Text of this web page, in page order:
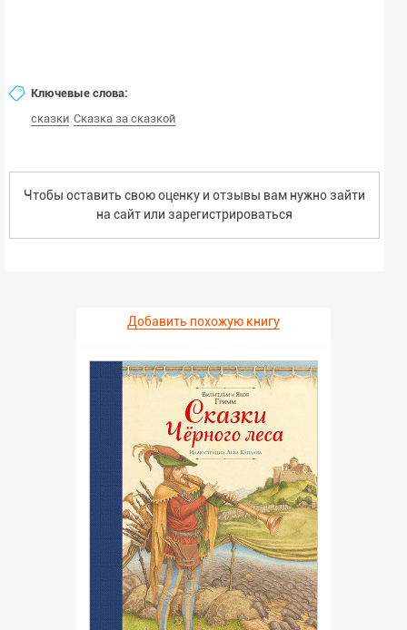
Ключевые слова:
сказки Сказка за сказкой
Чтобы оставить свою оценку и отзывы вам нужно зайти
на сайт или зарегистрироваться
Добавить похожую книгу